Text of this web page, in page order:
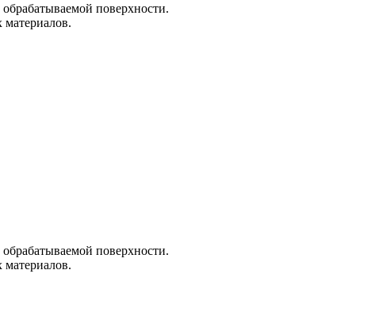
поверхности.
материалов.
поверхности.
материалов.